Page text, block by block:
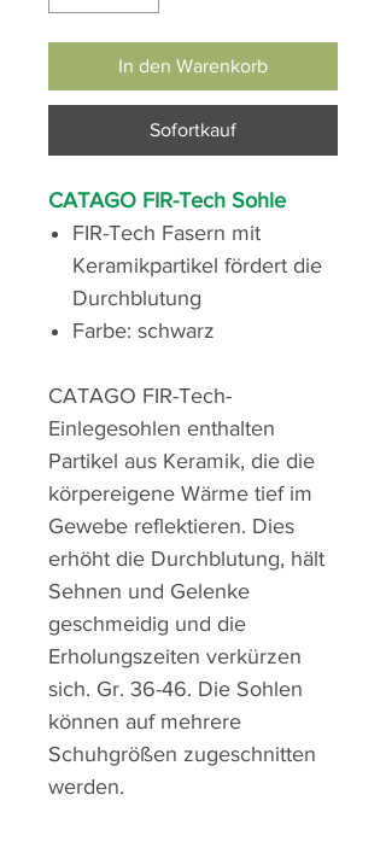
In den Warenkorb
Sofortkauf
CATAGO FIR-Tech Sohle
FIR-Tech Fasern mit
Keramikpartikel fördert die
Durchblutung
Farbe: schwarz
CATAGO FIR-Tech-
Einlegesohlen enthalten
Partikel aus Keramik, die die
körpereigene Wärme tief im
Gewebe reflektieren. Dies
erhöht die Durchblutung, hält
Sehnen und Gelenke
geschmeidig und die
Erholungszeiten verkürzen
sich. Gr. 36-46. Die Sohlen
können auf mehrere
Schuhgrößen zugeschnitten
werden.